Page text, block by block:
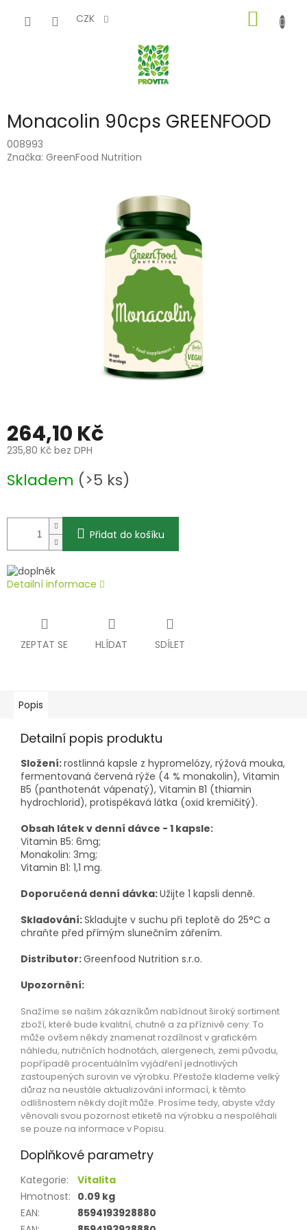
CZK
KOŠÍK
Monacolin 90cps GREENFOOD
008993
Značka: GreenFood Nutrition
264,10 Kč
235,80 Kč bez DPH
cena:
Skladem (>5 ks)
Přidat do košíku
Detailní informace
ZEPTAT SE HLÍDAT SDÍLET
Popis
Detailní popis produktu
Složení:rostlinná kapsle z hypromelózy, rýžová mouka,
fermentovaná červená rýže (4 % monakolin), Vitamin
B5 (panthotenát vápenatý), Vitamin B1 (thiamin
hydrochlorid), protispékavá látka (oxid kremičitý).
Obsah látek v denní dávce - 1 kapsle:
Vitamin B5: 6mg;
Monakolin: 3mg;
Vitamin B1: 1,1 mg.
Doporučená denní dávka:Užijte 1 kapsli denně.
Skladování:Skladujte v suchu při teplotě do 25°C a
chraňte před přímým slunečním zářením.
Distributor:Greenfood Nutrition s.r.o.
Upozornění:
Snažíme se našim zákazníkům nabídnout široký sortiment
zboží, které bude kvalitní, chutné a za příznivé ceny. To
může ovšem někdy znamenat rozdílnost v grafickém
náhledu, nutričních hodnotách, alergenech, zemi původu,
popřípadě procentuálním vyjádření jednotlivých
zastoupených surovin ve výrobku. Přestože klademe velký
důraz na neustále aktualizování informací, k těmto
odlišnostem někdy dojít může. Prosíme tedy, abyste vždy
věnovali svou pozornost etiketě na výrobku a nespoléhali
se pouze na informace v Popisu.
Doplňkové parametry
Kategorie:
Vitalita
Hmotnost: 0.09 kg
EAN:
8594193928880